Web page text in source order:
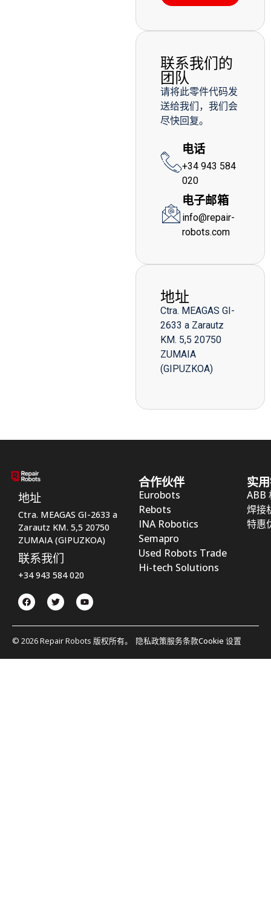
联系我们的
团队
请将此零件代码发
送给我们，我们会
尽快回复。
电话
+34 943 584
020
电子邮箱
info@repair-
robots.com
地址
Ctra. MEAGAS GI-
2633 a Zarautz
KM. 5,5 20750
ZUMAIA
(GIPUZKOA)
地址
Ctra. MEAGAS GI-2633 a
Zarautz KM. 5,5 20750
ZUMAIA (GIPUZKOA)
联系我们
+34 943 584 020
合作伙伴
Eurobots
Rebots
INA Robotics
Semapro
Used Robots Trade
Hi-tech Solutions
实
ABB
焊接
特惠
© 2026 Repair Robots 版权所有。 隐私政策服务条款Cookie 设置